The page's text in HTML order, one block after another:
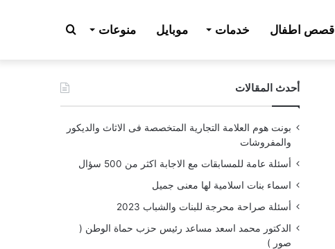
قصص اطفال خدمات موبايل منوعات بحث
عن أحدث المقالات
بونت هوم العلامة التجارية المتخصصة فى الاثاث والديكور
والمفروشات
أسئلة عامة للمسابقات مع الاجابة اكثر من 500 سؤال
اسماء بنات اسلامية لها معنى جميل
أسئلة صراحة محرجة للبنات والشباب 2023
الدكتور محمد اسعد مساعد رئيس حزب حماة الوطن (
صور )